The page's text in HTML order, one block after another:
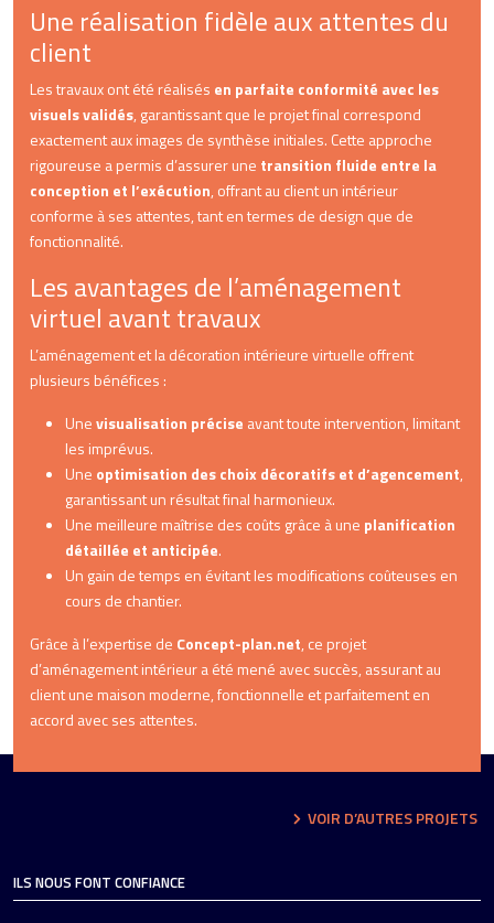
Une réalisation fidèle aux attentes du
client
Les travaux ont été réalisés en parfaite conformité avec les
visuels validés, garantissant que le projet final correspond
exactement aux images de synthèse initiales. Cette approche
rigoureuse a permis d’assurer une transition fluide entre la
conception et l’exécution, offrant au client un intérieur
conforme à ses attentes, tant en termes de design que de
fonctionnalité.
Les avantages de l’aménagement
virtuel avant travaux
L’aménagement et la décoration intérieure virtuelle offrent
plusieurs bénéfices :
Unevisualisation précise avant toute intervention, limitant
les imprévus.
Une optimisation des choix décoratifs et d’agencement,
garantissant un résultat final harmonieux.
Une meilleure maîtrise des coûts grâce à une planification
détaillée et anticipée.
Un gain de temps en évitant les modifications coûteuses en
cours de chantier.
Grâce à l’expertise de Concept-plan.net, ce projet
d’aménagement intérieur a été mené avec succès, assurant au
client une maison moderne, fonctionnelle et parfaitement en
accord avec ses attentes.
VOIR D’AUTRES PROJETS
ILS NOUS FONT CONFIANCE